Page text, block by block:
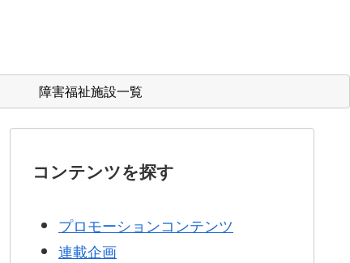
障害福祉施設一覧
コンテンツを探す
プロモーションコンテンツ
連載企画